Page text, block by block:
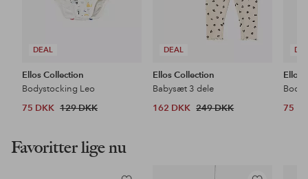
DEAL
Ellos Collection
Bodystocking Leo
75 DKK 129 DKK
DEAL
Ellos Collection
Babysæt 3 dele
162 DKK 249 DKK
Ellos
75
Favoritter lige nu